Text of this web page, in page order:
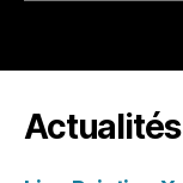
Actualités